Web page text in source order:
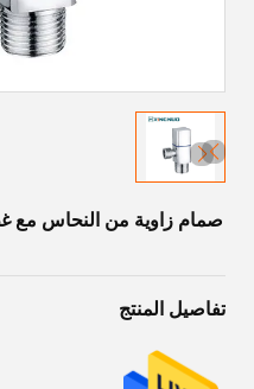
صمام زاوية من النحاس مع
تفاصيل المنتج